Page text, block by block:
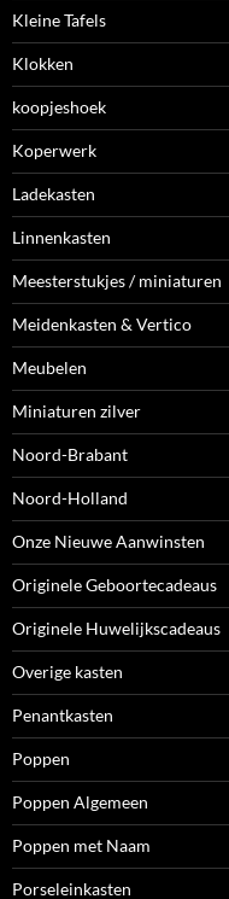
Kleine Tafels
Klokken
koopjeshoek
Koperwerk
Ladekasten
Linnenkasten
Meesterstukjes / miniaturen
Meidenkasten & Vertico
Meubelen
Miniaturen zilver
Noord-Brabant
Noord-Holland
Onze Nieuwe Aanwinsten
Originele Geboortecadeaus
Originele Huwelijkscadeaus
Overige kasten
Penantkasten
Poppen
Poppen Algemeen
Poppen met Naam
Porseleinkasten